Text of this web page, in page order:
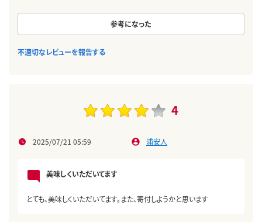
参考になった
不適切なレビューを報告する
4
2025/07/21 05:59 浦安人
美味しくいただいてます
とても、美味しくいただいてます。また、寄付しようかと思います